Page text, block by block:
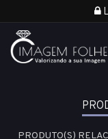
PRODUTO(S)